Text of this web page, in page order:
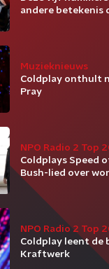
andere betekenis
Muzieknieuws
Coldplay onthult
Pray
NPO Radio 2 Top
Coldplays Speed
Bush-lied over
NPO Radio 2 Top
Coldplay leent de
Kraftwerk